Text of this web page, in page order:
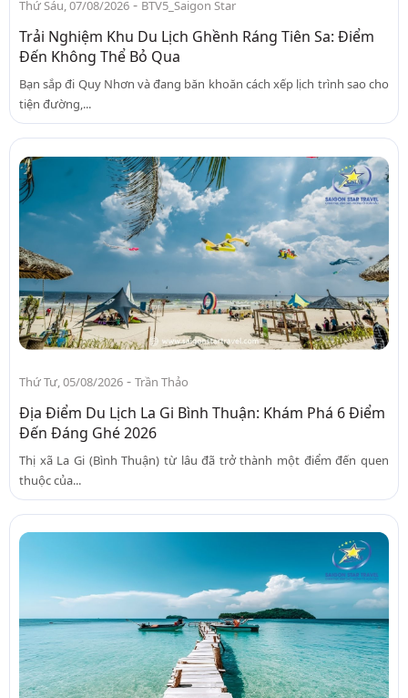
Thứ Sáu, 07/08/2026 - BTV5_Saigon Star
Trải Nghiệm Khu Du Lịch Ghềnh Ráng Tiên Sa: Điểm
Đến Không Thể Bỏ Qua
Bạn sắp đi Quy Nhơn và đang băn khoăn cách xếp lịch trình sao cho
tiện đường,...
Thứ Tư, 05/08/2026 - Trần Thảo
Địa Điểm Du Lịch La Gi Bình Thuận: Khám Phá 6 Điểm
Đến Đáng Ghé 2026
Thị xã La Gi (Bình Thuận) từ lâu đã trở thành một điểm đến quen
thuộc của...